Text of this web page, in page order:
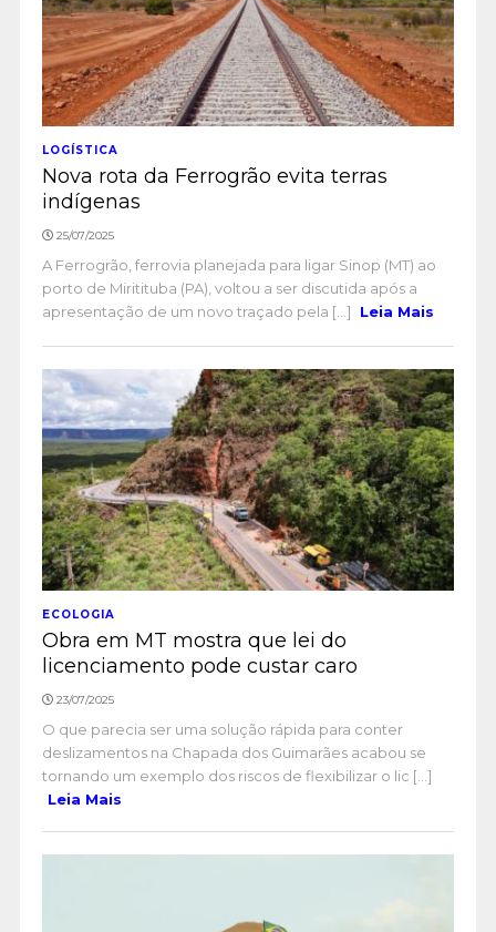
LOGÍSTICA
Nova rota da Ferrogrão evita terras
indígenas
25/07/2025
A Ferrogrão, ferrovia planejada para ligar Sinop (MT) ao
porto de Miritituba (PA), voltou a ser discutida após a
apresentação de um novo traçado pela [...]
Leia Mais
ECOLOGIA
Obra em MT mostra que lei do
licenciamento pode custar caro
23/07/2025
O que parecia ser uma solução rápida para conter
deslizamentos na Chapada dos Guimarães acabou se
tornando um exemplo dos riscos de flexibilizar o lic [...]
Leia Mais